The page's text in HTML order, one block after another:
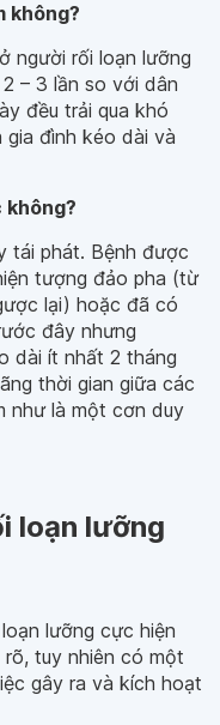
không?
người rối loạn lưỡng
– 3 lần so với dân
đều trải qua khó
gia đình kéo dài và
không?
tái phát. Bệnh được
tượng đảo pha (từ
lại) hoặc đã có
đây nhưng
dài ít nhất 2 tháng
thời gian giữa các
như là một cơn duy
loạn lưỡng
lưỡng cực hiện
tuy nhiên có một
gây ra và kích hoạt